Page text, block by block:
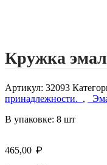
Кружка
Артикул: 32093
принадлежности. ,
В упаковке: 8 шт
465,00 ₽